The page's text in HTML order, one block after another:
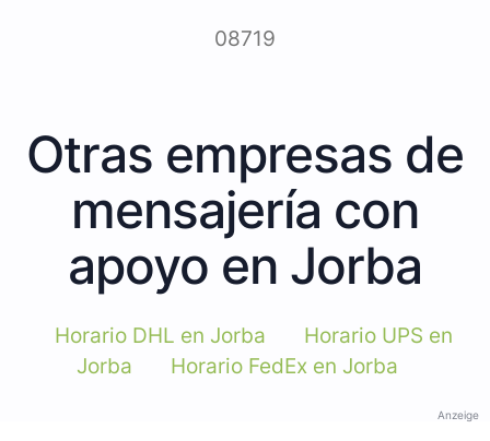
08719
Otras empresas de
mensajería con
apoyo en Jorba
Horario DHL en Jorba
Horario UPS en
Jorba
Horario FedEx en Jorba
Anzeige